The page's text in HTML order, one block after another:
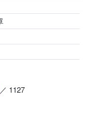
／ 1127